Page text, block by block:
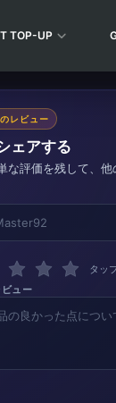
TOP-UP
レビュー
ェアする
な評価を残して、他
タッ
ュー